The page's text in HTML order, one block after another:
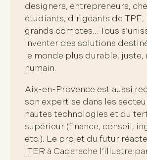
designers, entrepreneurs,
étudiants, dirigeants de TPE,
grands comptes… Tous
inventer des solutions
le monde plus durable,
humain.
Aix-en-Provence est aussi
son expertise dans les
hautes technologies et du
supérieur (finance, conseil,
etc.). Le projet du futur
ITER à Cadarache l’illustre